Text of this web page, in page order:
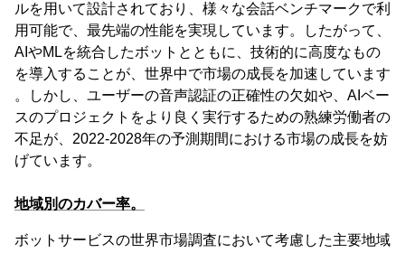
ルを用いて設計されており、様々な会話ベンチマークで利
用可能で、最先端の性能を実現しています。したがって、
AIやMLを統合したボットとともに、技術的に高度なもの
を導入することが、世界中で市場の成長を加速しています
。しかし、ユーザーの音声認証の正確性の欠如や、AIベー
スのプロジェクトをより良く実行するための熟練労働者の
不足が、2022-2028年の予測期間における市場の成長を妨
げています。
地域別のカバー率。
ボットサービスの世界市場調査において考慮した主要地域